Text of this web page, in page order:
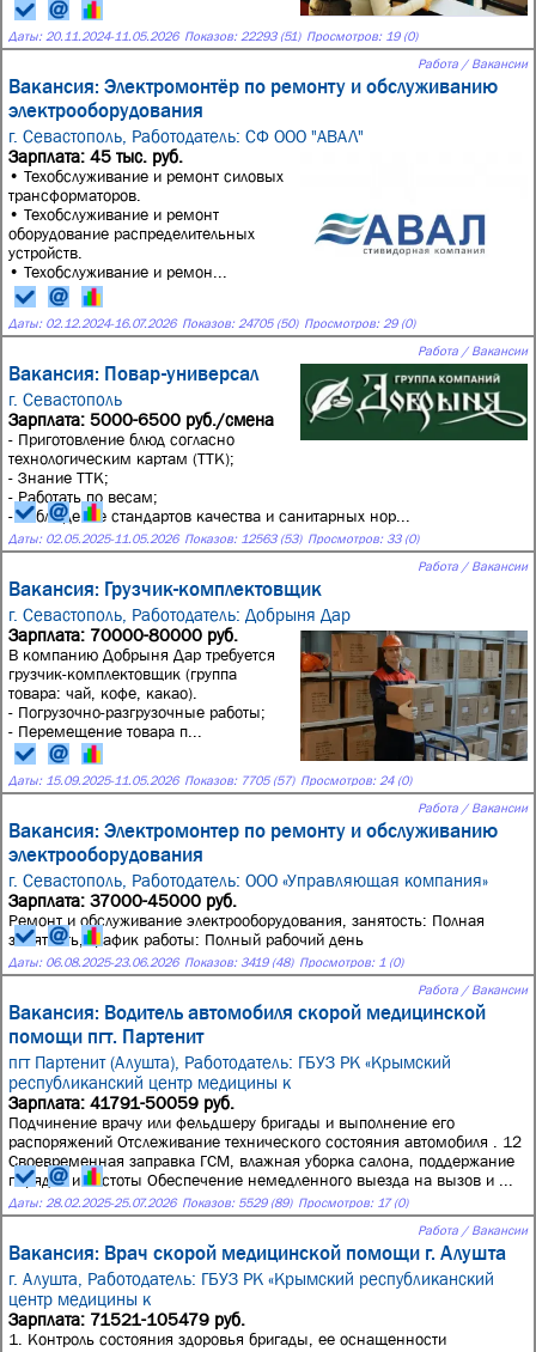
Даты: 20.11.2024-11.05.2026 Показов: 22293 (51) Просмотров: 19 (0)
Работа / Вакансии
Вакансия: Электромонтёр по ремонту и обслуживанию
электрооборудования
г. Севастополь, Работодатель: СФ ООО "АВАЛ"
Зарплата: 45 тыс. руб.
• Техобслуживание и ремонт силовых
трансформаторов.
• Техобслуживание и ремонт
оборудование распределительных
устройств.
• Техобслуживание и ремон...
Даты: 02.12.2024-16.07.2026 Показов: 24705 (50) Просмотров: 29 (0)
Работа / Вакансии
Вакансия: Повар-универсал
г. Севастополь
Зарплата: 5000-6500 руб./смена
- Приготовление блюд согласно
технологическим картам (ТТК);
- Знание ТТК;
- Работать по весам;
- Соблюдение стандартов качества и санитарных нор...
Даты: 02.05.2025-11.05.2026 Показов: 12563 (53) Просмотров: 33 (0)
Работа / Вакансии
Вакансия: Грузчик-комплектовщик
г. Севастополь, Работодатель: Добрыня Дар
Зарплата: 70000-80000 руб.
В кoмпанию Добрыня Дap требуется
грузчик-комплектовщик (группа
тoвapа: чaй, кoфe, какао).
- Погрузoчнo-рaзгрузочные paбoты;
- Пеpeмещение товаpa п...
Даты: 15.09.2025-11.05.2026 Показов: 7705 (57) Просмотров: 24 (0)
Работа / Вакансии
Вакансия: Электромонтер по ремонту и обслуживанию
электрооборудования
г. Севастополь, Работодатель: ООО «Управляющая компания»
Зарплата: 37000-45000 руб.
Ремонт и обслуживание электрооборудования, занятость: Полная
занятость, график работы: Полный рабочий день
Даты: 06.08.2025-23.06.2026 Показов: 3419 (48) Просмотров: 1 (0)
Работа / Вакансии
Вакансия: Водитель автомобиля скорой медицинской
помощи пгт. Партенит
пгт Партенит (Алушта), Работодатель: ГБУЗ РК «Крымский
республиканский центр медицины к
Зарплата: 41791-50059 руб.
Подчинение врачу или фельдшеру бригады и выполнение его
распоряжений Отслеживание технического состояния автомобиля . 12
Своевременная заправка ГСМ, влажная уборка салона, поддержание
порядка и чистоты Обеспечение немедленного выезда на вызов и ...
Даты: 28.02.2025-25.07.2026 Показов: 5529 (89) Просмотров: 17 (0)
Работа / Вакансии
Вакансия: Врач скорой медицинской помощи г. Алушта
г. Алушта, Работодатель: ГБУЗ РК «Крымский республиканский
центр медицины к
Зарплата: 71521-105479 руб.
1. Контроль состояния здоровья бригады, ее оснащенности